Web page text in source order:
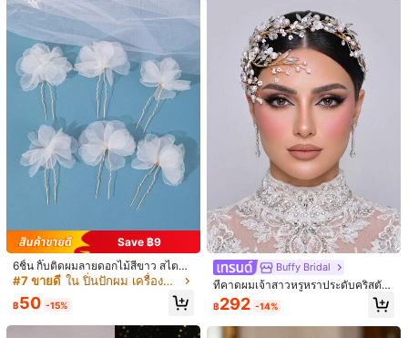
Save ฿9
6ชิ้น กิ๊บติดผมลายดอกไม้สีขาว สไตล์ห
รู เหมาะสำหรับงานแต่งงาน, ถ่ายภาพ,
สดง, เครื่องประดับวันวาเลนไทน์
#7 ขายดี ใน ปิ่นปักผม เครื่องประดับงานแต่งงาน
฿50 -15%
Buffy Bridal
ที่คาดผมเจ้าสาวหรูหราประดับคริสตัล
ทำมือประดับลูกปัดสำหรับผู้หญิง เหมา
ะสำหรับงานแต่งงานและงานปาร์ตี้ อุป
กรณ์เสริมผม
฿292 -14%